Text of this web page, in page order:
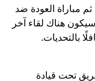
السكندري في 22 أكتوبر، ثم مباراة العودة ضد
الشهر، سيكون هناك لقاء آخر
بالتحديات.
تحت قيادة